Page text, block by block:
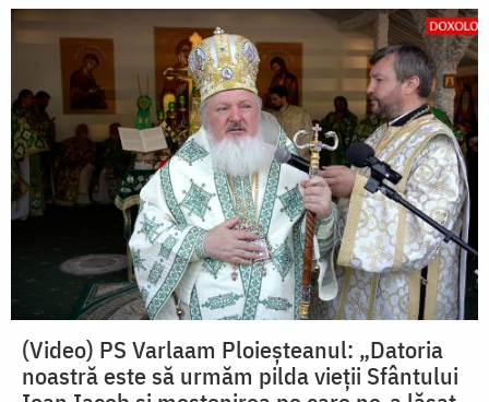
(Video) PS Varlaam Ploieșteanul: „Datoria
noastră este să urmăm pilda vieții Sfântului